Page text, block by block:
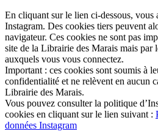
En cliquant sur le lien ci-dessous, vous
Instagram. Des cookies tiers peuvent
navigateur. Ces cookies ne sont pas
site de la Librairie des Marais mais par
auxquels vous vous connectez.
Important : ces cookies sont soumis à
confidentialité et ne relèvent en aucun
Librairie des Marais.
Vous pouvez consulter la politique
cookies en cliquant sur le lien suivant :
données Instagram